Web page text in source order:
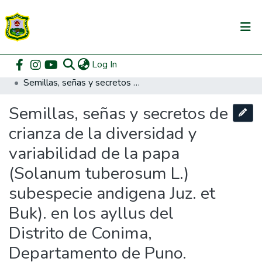
Log In
Communities & Collections
All of DSpace
DSpace Statistics
Home Posgrado
Semillas, señas y secretos de crianza de la diversidad y variabilidad de la papa (Solanum tuberosum L.) subespecie andigena Juz. et Buk). en los ayllus del Distrito de Conima, Departamento de Puno.
Semillas, señas y secretos de
crianza de la diversidad y
variabilidad de la papa
(Solanum tuberosum L.)
subespecie andigena Juz. et
Buk). en los ayllus del
Distrito de Conima,
Departamento de Puno.